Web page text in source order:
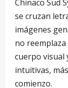
Chinaco Sud
se cruzan
imágenes
no
cuerpo visual
intuitivas,
comienzo.